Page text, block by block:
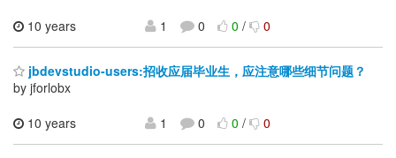
10 years
1 0 0/ 0
jbdevstudio-users:招收应届毕业生，应注意哪些细节问题？
by jforlobx
10 years
1 0 0/ 0